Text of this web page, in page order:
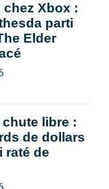
Xbox :
parti
Elder
chute libre :
de dollars
raté de